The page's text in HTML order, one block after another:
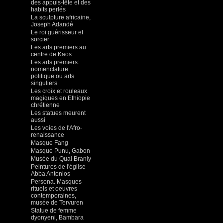
des appuis-tête et des
habits perlés
La sculpture africaine,
Joseph Adandé
Le roi guérisseur et
sorcier
Les arts premiers au
centre de Kaos
Les arts premiers:
nomenclature
politique ou arts
singuliers
Les croix et rouleaux
magiques en Ethiopie
chrétienne
Les statues meurent
aussi
Les voies de l'Afro-
renaissance
Masque Fang
Masque Punu, Gabon
Musée du Quai Branly
Peintures de l'église
Abba Antonios
Persona. Masques
rituels et oeuvres
contemporaines,
musée de Tervuren
Statue de femme
dyonyeni, Bambara